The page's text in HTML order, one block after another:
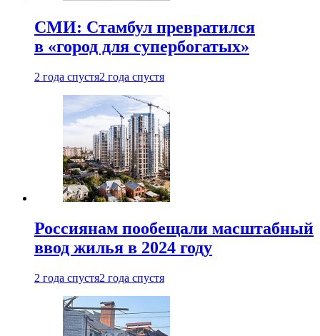
СМИ: Стамбул превратился
в «город для супербогатых»
2 года спустя2 года спустя
Россиянам пообещали масштабный
ввод жилья в 2024 году
2 года спустя2 года спустя